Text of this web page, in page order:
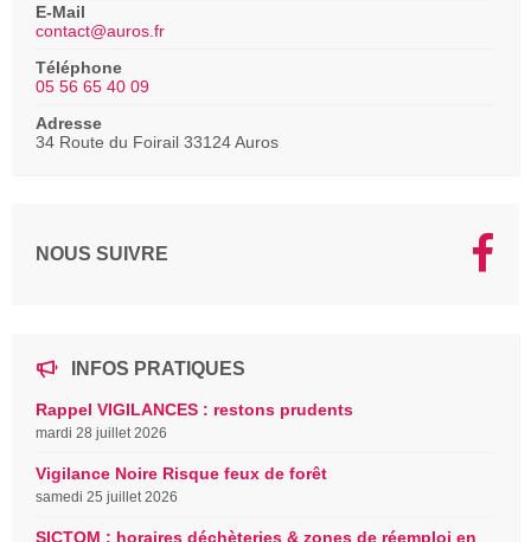
E-Mail
contact@auros.fr
Téléphone
05 56 65 40 09
Adresse
34 Route du Foirail 33124 Auros
NOUS SUIVRE
INFOS PRATIQUES
Rappel VIGILANCES : restons prudents
mardi 28 juillet 2026
Vigilance Noire Risque feux de forêt
samedi 25 juillet 2026
SICTOM : horaires déchèteries & zones de réemploi en